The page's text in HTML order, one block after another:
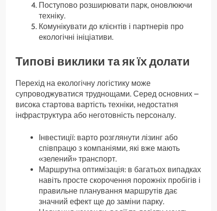
Поступово розширювати парк, оновлюючи
техніку.
Комунікувати до клієнтів і партнерів про
екологічні ініціативи.
Типові виклики та як їх долати
Перехід на екологічну логістику може
супроводжуватися труднощами. Серед основних –
висока стартова вартість техніки, недостатня
інфраструктура або неготовність персоналу.
Інвестиції: варто розглянути лізинг або
співпрацю з компаніями, які вже мають
«зелений» транспорт.
Маршрутна оптимізація: в багатьох випадках
навіть просте скорочення порожніх пробігів і
правильне планування маршрутів дає
значний ефект ще до заміни парку.